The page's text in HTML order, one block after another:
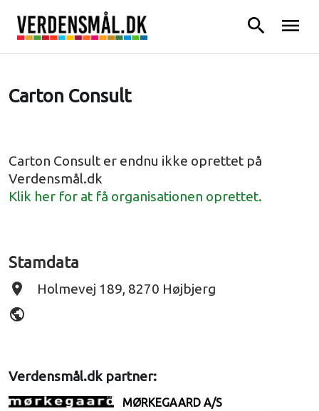
search menu
Carton Consult
Carton Consult er endnu ikke oprettet på
Verdensmål.dk
Klik her for at få organisationen oprettet.
Stamdata
place Holmevej 189, 8270 Højbjerg
public
Verdensmål.dk partner:
MØRKEGAARD A/S